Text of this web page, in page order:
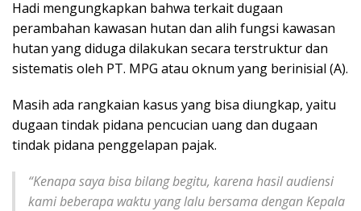
Hadi mengungkapkan bahwa terkait dugaan
perambahan kawasan hutan dan alih fungsi kawasan
hutan yang diduga dilakukan secara terstruktur dan
sistematis oleh PT. MPG atau oknum yang berinisial (A).
Masih ada rangkaian kasus yang bisa diungkap, yaitu
dugaan tindak pidana pencucian uang dan dugaan
tindak pidana penggelapan pajak.
“Kenapa saya bisa bilang begitu, karena hasil audiensi
kami beberapa waktu yang lalu bersama dengan Kepala